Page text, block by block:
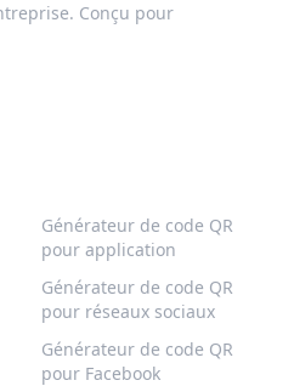
Conçu pour
Générateur de code QR
pour application
Générateur de code QR
pour réseaux sociaux
Générateur de code QR
pour Facebook